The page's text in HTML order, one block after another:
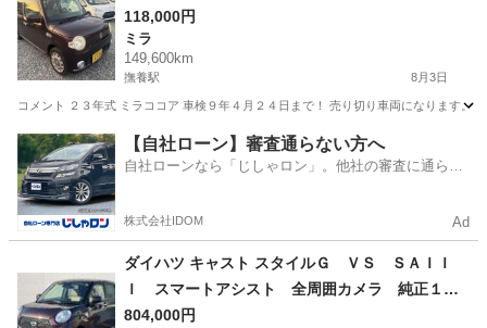
118,000円
ミラ
149,600km
撫養駅 8月3日
コメント ２３年式 ミラココア 車検９年４月２４日まで！ 売り切り車両になります
徳島 鳴門市 撫養駅 ミラ ミラココア
【自社ローン】審査通らない方へ
自社ローンなら「じしゃロン」。他社の審査に通らな
株式会社IDOM Ad
ダイハツ キャスト スタイルＧ ＶＳ ＳＡＩＩ
Ｉ スマートアシスト 全周囲カメラ 純正１５
インチアルミ ドラレコ ＥＴＣ ＬＥＤヘッド
804,000円